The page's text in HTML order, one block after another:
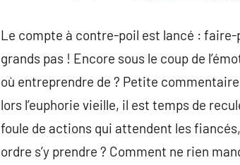
Le compte à contre-poil est lancé :
grands pas ! Encore sous le coup de
où entreprendre de ? Petite
lors l’euphorie vieille, il est temps de
foule de actions qui attendent les
ordre s’y prendre ? Comment ne rien